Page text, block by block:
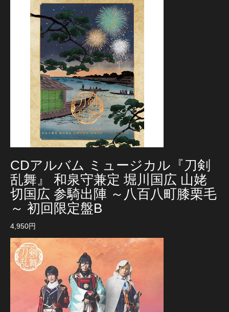
CDアルバム ミュージカル『刀剣
乱舞』 和泉守兼定 堀川国広 山姥
切国広 参騎出陣 ～八百八町膝栗毛
～ 初回限定盤B
4,950円